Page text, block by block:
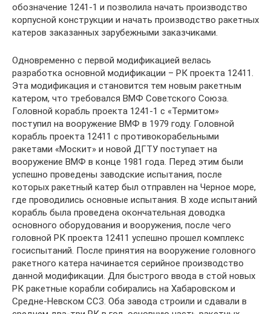
обозначение 1241-1 и позволила начать производство
корпусной конструкции и начать производство ракетных
катеров заказанных зарубежными заказчиками.
Одновременно с первой модификацией велась
разработка основной модификации – РК проекта 12411.
Эта модификация и становится тем новым ракетным
катером, что требовался ВМФ Советского Союза.
Головной корабль проекта 1241-1 с «Термитом»
поступил на вооружение ВМФ в 1979 году. Головной
корабль проекта 12411 с противокорабельными
ракетами «Москит» и новой ДГТУ поступает на
вооружение ВМФ в конце 1981 года. Перед этим были
успешно проведены заводские испытания, после
которых ракетный катер был отправлен на Черное море,
где проводились основные испытания. В ходе испытаний
корабль была проведена окончательная доводка
основного оборудования и вооружения, после чего
головной РК проекта 12411 успешно прошел комплекс
госиспытаний. После принятия на вооружение головного
ракетного катера начинается серийное производство
данной модификации. Для быстрого ввода в стой новых
РК ракетные корабли собирались на Хабаровском и
Средне-Невском ССЗ. Оба завода строили и сдавали в